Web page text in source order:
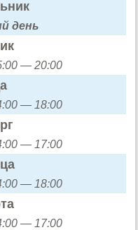
день
— 20:00
— 18:00
— 17:00
— 18:00
— 17:00